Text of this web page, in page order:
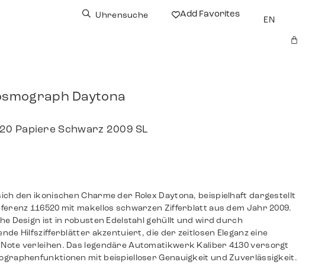
Uhrensuche Add Favorites
EN
Daytona
Papiere Schwarz 2009 SL
den ikonischen Charme der Rolex Daytona, beispielhaft dargestellt
116520 mit makellos schwarzen Zifferblatt aus dem Jahr 2009.
Design ist in robusten Edelstahl gehüllt und wird durch
Hilfszifferblätter akzentuiert, die der zeitlosen Eleganz eine
verleihen. Das legendäre Automatikwerk Kaliber 4130 versorgt
mit beispielloser Genauigkeit und Zuverlässigkeit.